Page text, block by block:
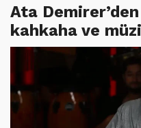
Ata
kahkaha ve